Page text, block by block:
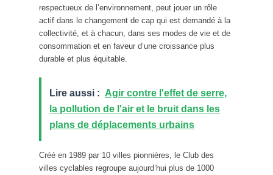
respectueux de l’environnement, peut jouer un rôle
actif dans le changement de cap qui est demandé à la
collectivité, et à chacun, dans ses modes de vie et de
consommation et en faveur d’une croissance plus
durable et plus équitable.
Lire aussi : Agir contre l'effet de serre,
la pollution de l'air et le bruit dans les
plans de déplacements urbains
Créé en 1989 par 10 villes pionnières, le Club des
villes cyclables regroupe aujourd’hui plus de 1000